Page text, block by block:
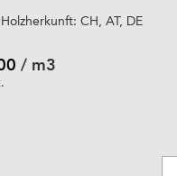
CH, AT, DE
/ m3